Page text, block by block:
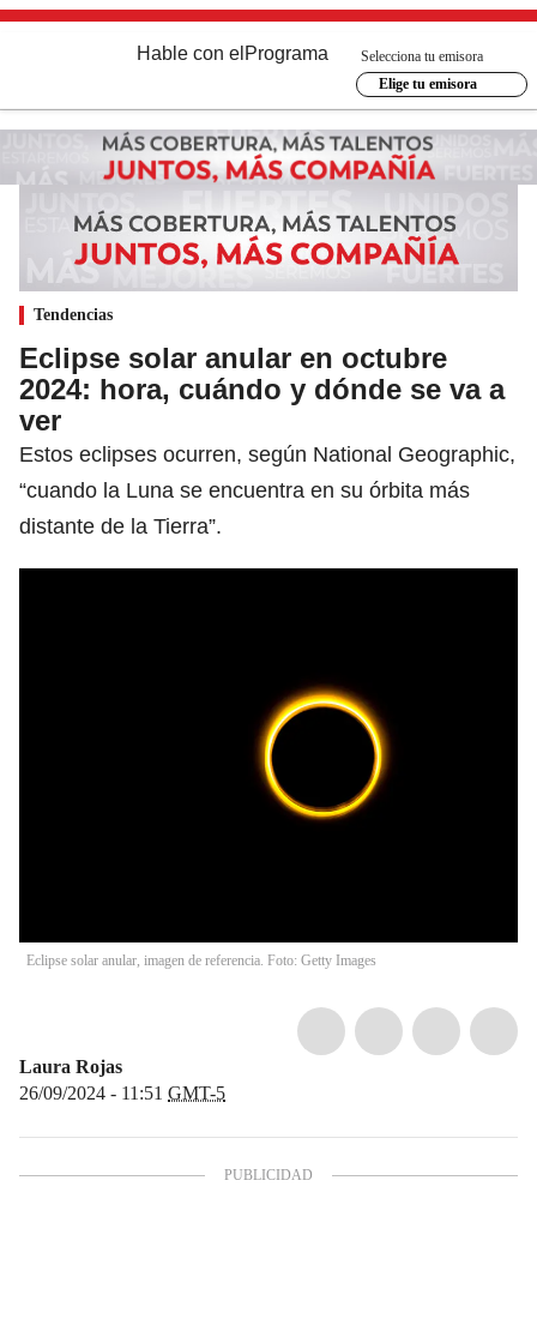
Hable con el Programa
Selecciona tu emisora
Elige tu emisora
Tendencias
Eclipse solar anular en octubre
2024: hora, cuándo y dónde se va a
ver
Estos eclipses ocurren, según National Geographic,
“cuando la Luna se encuentra en su órbita más
distante de la Tierra”.
Eclipse solar anular, imagen de referencia. Foto: Getty Images
Laura Rojas
26/09/2024 - 11:51 GMT-5